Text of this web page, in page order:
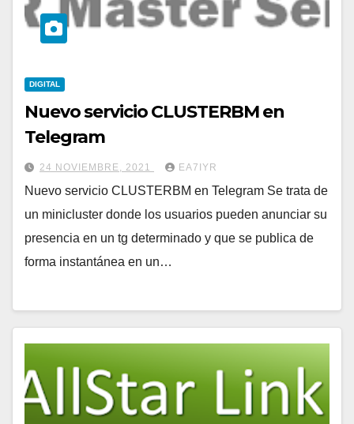
DIGITAL
Nuevo servicio CLUSTERBM en
Telegram
24 NOVIEMBRE, 2021 EA7IYR
Nuevo servicio CLUSTERBM en Telegram Se trata de
un minicluster donde los usuarios pueden anunciar su
presencia en un tg determinado y que se publica de
forma instantánea en un…